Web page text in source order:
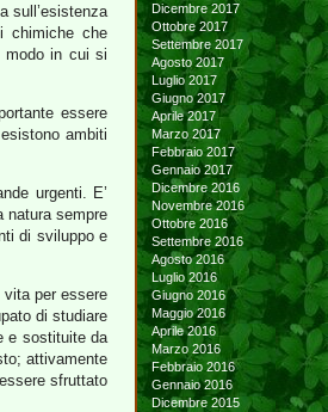
sull’esistenza
chimiche che
modo in cui si
essere
ambiti
urgenti. E’
natura sempre
di sviluppo e
per essere
di studiare
e sostituite da
attivamente
sfruttato
Dicembre 2017
Ottobre 2017
Settembre 2017
Agosto 2017
Luglio 2017
Giugno 2017
Aprile 2017
Marzo 2017
Febbraio 2017
Gennaio 2017
Dicembre 2016
Novembre 2016
Ottobre 2016
Settembre 2016
Agosto 2016
Luglio 2016
Giugno 2016
Maggio 2016
Aprile 2016
Marzo 2016
Febbraio 2016
Gennaio 2016
Dicembre 2015